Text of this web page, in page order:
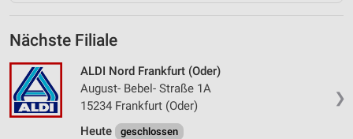
Nächste Filiale
❯
ALDI Nord Frankfurt (Oder)
August- Bebel- Straße 1A
15234 Frankfurt (Oder)
Heute
geschlossen
Inhalten
IAB-Besonderheiten:
Verwendung genauer Standortdaten